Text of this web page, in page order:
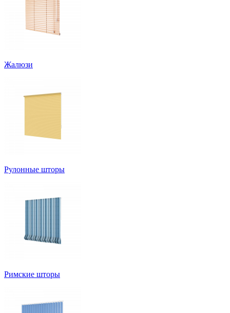
Жалюзи
Рулонные шторы
Римские шторы